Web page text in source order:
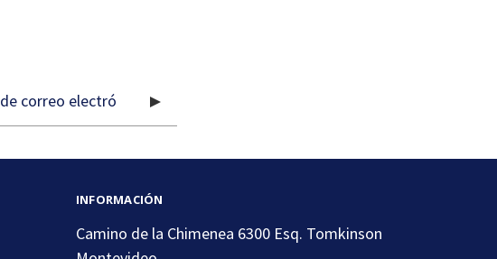
INFORMACIÓN
Camino de la Chimenea 6300 Esq. Tomkinson